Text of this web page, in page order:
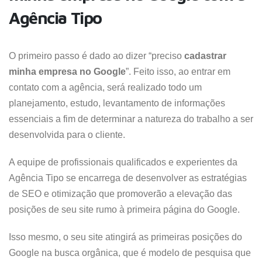
Agência Tipo
O primeiro passo é dado ao dizer “preciso cadastrar
minha empresa no Google”. Feito isso, ao entrar em
contato com a agência, será realizado todo um
planejamento, estudo, levantamento de informações
essenciais a fim de determinar a natureza do trabalho a ser
desenvolvida para o cliente.
A equipe de profissionais qualificados e experientes da
Agência Tipo se encarrega de desenvolver as estratégias
de SEO e otimização que promoverão a elevação das
posições de seu site rumo à primeira página do Google.
Isso mesmo, o seu site atingirá as primeiras posições do
Google na busca orgânica, que é modelo de pesquisa que